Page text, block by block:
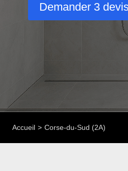
Demander 3
Accueil Corse-du-Sud (2A)